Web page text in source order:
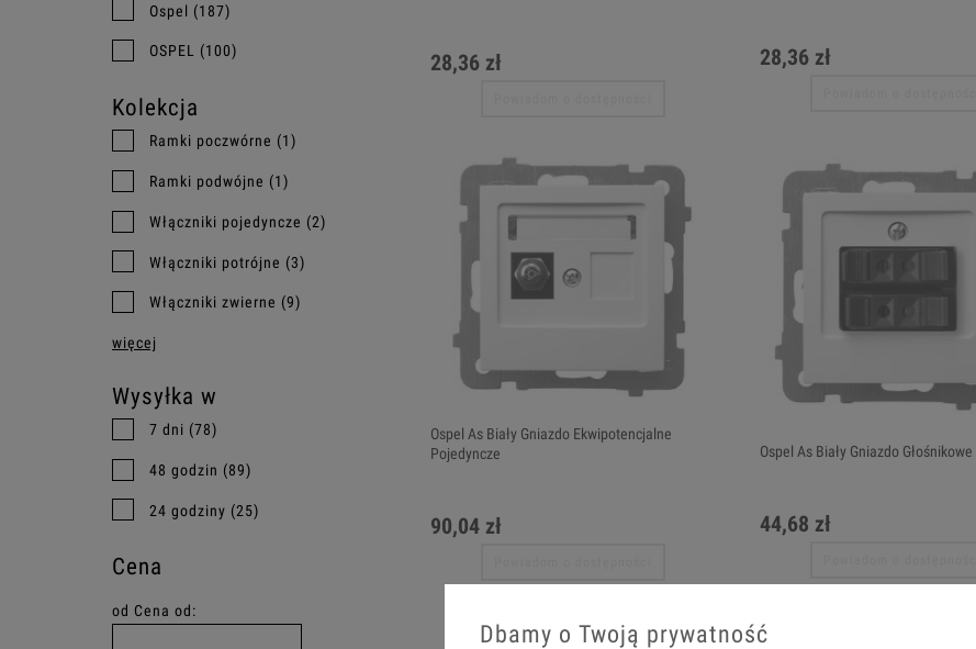
Ospel (187)
OSPEL (100)
Kolekcja
Ramki poczwórne (1)
Ramki podwójne (1)
Włączniki pojedyncze (2)
Włączniki potrójne (3)
Włączniki zwierne (9)
więcej
Wysyłka w
7 dni (78)
48 godzin (89)
24 godziny (25)
Cena
od Cena od:
28,36 zł 28,36 zł
Ospel As Biały Gniazdo Ekwipotencjalne
Pojedyncze
90,04 zł
Ospel As Biały Gniazdo
44,68 zł
Dbamy o Twoją prywatność